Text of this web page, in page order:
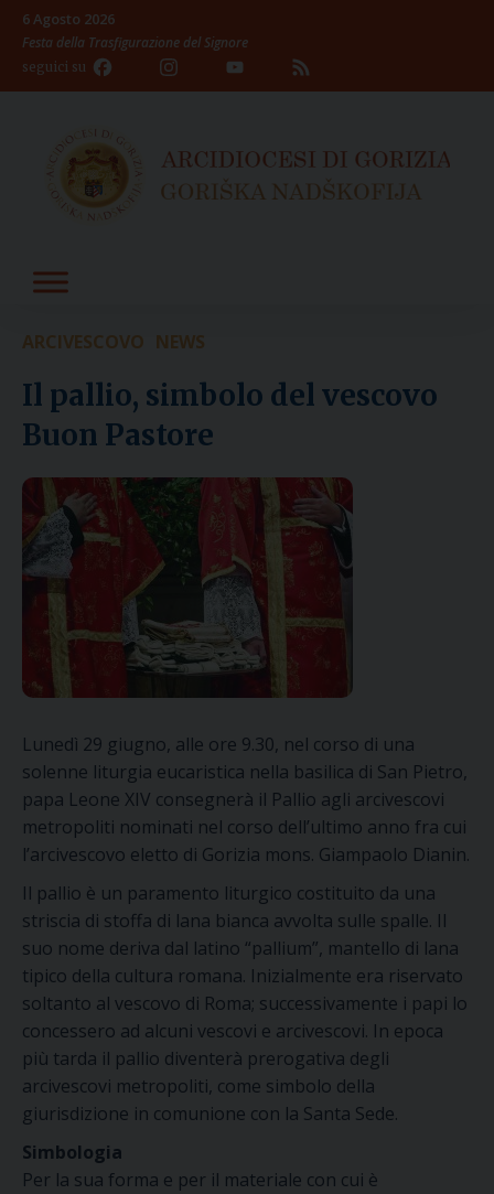
Skip
content
6 Agosto 2026
Festa della Trasfigurazione del Signore
seguici su Facebook InstagramYouTube
Channel
ARCIVESCOVO NEWS
Il pallio, simbolo del vescovo
Buon Pastore
Lunedì 29 giugno, alle ore 9.30, nel corso di una
solenne liturgia eucaristica nella basilica di San Pietro,
papa Leone XIV consegnerà il Pallio agli arcivescovi
metropoliti nominati nel corso dell’ultimo anno fra cui
l’arcivescovo eletto di Gorizia mons. Giampaolo Dianin.
Il pallio è un paramento liturgico costituito da una
striscia di stoffa di lana bianca avvolta sulle spalle. Il
suo nome deriva dal latino “pallium”, mantello di lana
tipico della cultura romana. Inizialmente era riservato
soltanto al vescovo di Roma; successivamente i papi lo
concessero ad alcuni vescovi e arcivescovi. In epoca
più tarda il pallio diventerà prerogativa degli
arcivescovi metropoliti, come simbolo della
giurisdizione in comunione con la Santa Sede.
Simbologia
Per la sua forma e per il materiale con cui è